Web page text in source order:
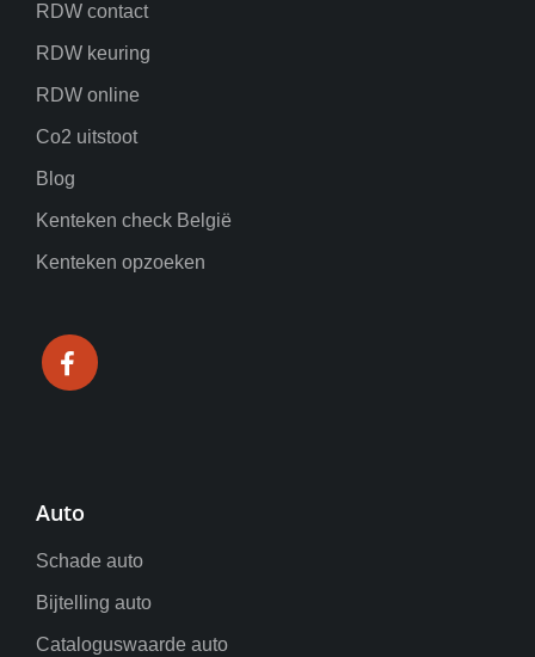
RDW contact
RDW keuring
RDW online
Co2 uitstoot
Blog
Kenteken check België
Kenteken opzoeken
Auto
Schade auto
Bijtelling auto
Cataloguswaarde auto